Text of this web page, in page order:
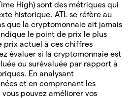
High) sont des métriques qui
historique. ATL se réfère au
que la cryptomonnaie ait jamais
le point de prix le plus
prix actuel à ces chiffres
évaluer si la cryptomonnaie est
ou surévaluée par rapport à
En analysant
et en comprenant les
pouvez améliorer vos